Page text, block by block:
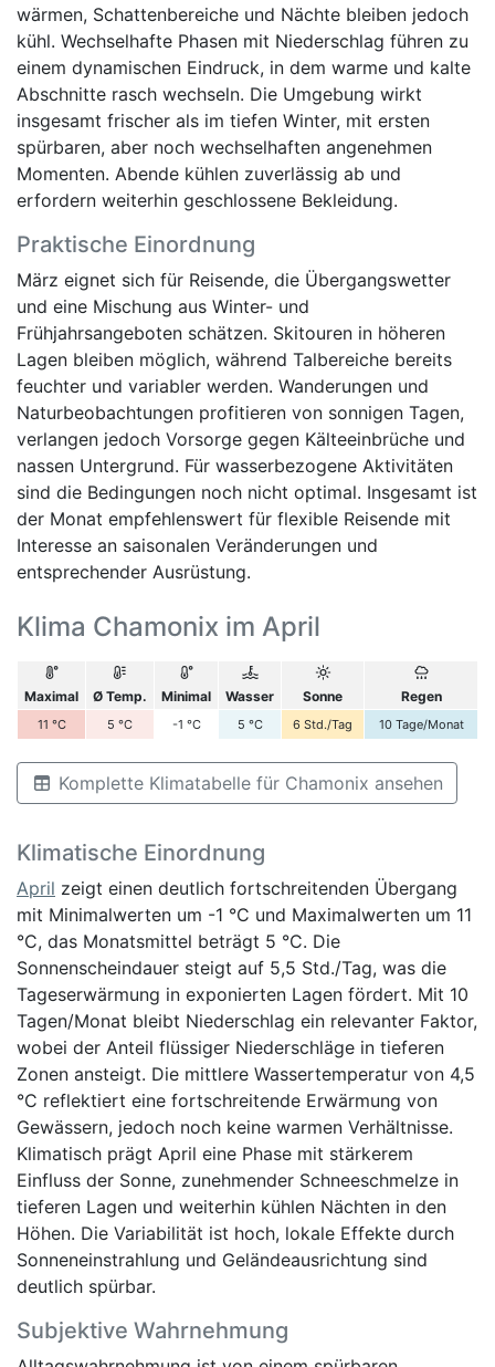
wärmen, Schattenbereiche und Nächte bleiben jedoch
kühl. Wechselhafte Phasen mit Niederschlag führen zu
einem dynamischen Eindruck, in dem warme und kalte
Abschnitte rasch wechseln. Die Umgebung wirkt
insgesamt frischer als im tiefen Winter, mit ersten
spürbaren, aber noch wechselhaften angenehmen
Momenten. Abende kühlen zuverlässig ab und
erfordern weiterhin geschlossene Bekleidung.
Praktische Einordnung
März eignet sich für Reisende, die Übergangswetter
und eine Mischung aus Winter- und
Frühjahrsangeboten schätzen. Skitouren in höheren
Lagen bleiben möglich, während Talbereiche bereits
feuchter und variabler werden. Wanderungen und
Naturbeobachtungen profitieren von sonnigen Tagen,
verlangen jedoch Vorsorge gegen Kälteeinbrüche und
nassen Untergrund. Für wasserbezogene Aktivitäten
sind die Bedingungen noch nicht optimal. Insgesamt ist
der Monat empfehlenswert für flexible Reisende mit
Interesse an saisonalen Veränderungen und
entsprechender Ausrüstung.
Klima Chamonix im April
Maximal Ø Temp. Minimal Wasser Sonne Regen
11 °C 5 °C -1 °C 5 °C 6 Std./Tag 10 Tage/Monat
Komplette Klimatabelle für Chamonix ansehen
Klimatische Einordnung
April zeigt einen deutlich fortschreitenden Übergang
mit Minimalwerten um -1 °C und Maximalwerten um 11
°C, das Monatsmittel beträgt 5 °C. Die
Sonnenscheindauer steigt auf 5,5 Std./Tag, was die
Tageserwärmung in exponierten Lagen fördert. Mit 10
Tagen/Monat bleibt Niederschlag ein relevanter Faktor,
wobei der Anteil flüssiger Niederschläge in tieferen
Zonen ansteigt. Die mittlere Wassertemperatur von 4,5
°C reflektiert eine fortschreitende Erwärmung von
Gewässern, jedoch noch keine warmen Verhältnisse.
Klimatisch prägt April eine Phase mit stärkerem
Einfluss der Sonne, zunehmender Schneeschmelze in
tieferen Lagen und weiterhin kühlen Nächten in den
Höhen. Die Variabilität ist hoch, lokale Effekte durch
Sonneneinstrahlung und Geländeausrichtung sind
deutlich spürbar.
Subjektive Wahrnehmung